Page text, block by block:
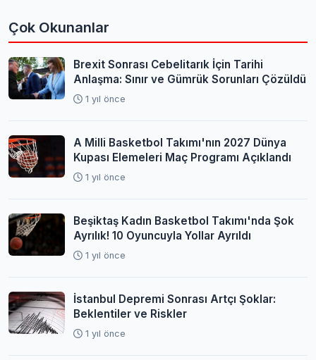
Çok Okunanlar
Brexit Sonrası Cebelitarık İçin Tarihi
Anlaşma: Sınır ve Gümrük Sorunları Çözüldü
1 yıl önce
A Milli Basketbol Takımı'nın 2027 Dünya
Kupası Elemeleri Maç Programı Açıklandı
1 yıl önce
Beşiktaş Kadın Basketbol Takımı'nda Şok
Ayrılık! 10 Oyuncuyla Yollar Ayrıldı
1 yıl önce
İstanbul Depremi Sonrası Artçı Şoklar:
Beklentiler ve Riskler
1 yıl önce